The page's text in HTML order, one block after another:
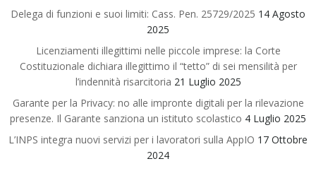
Delega di funzioni e suoi limiti: Cass. Pen. 25729/2025 14 Agosto
2025
Licenziamenti illegittimi nelle piccole imprese: la Corte
Costituzionale dichiara illegittimo il “tetto” di sei mensilità per
l’indennità risarcitoria 21 Luglio 2025
Garante per la Privacy: no alle impronte digitali per la rilevazione
presenze. Il Garante sanziona un istituto scolastico 4 Luglio 2025
L’INPS integra nuovi servizi per i lavoratori sulla AppIO 17 Ottobre
2024